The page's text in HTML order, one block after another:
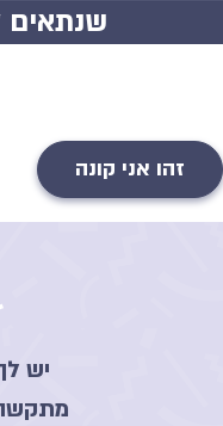
זהו אני קונה
יש